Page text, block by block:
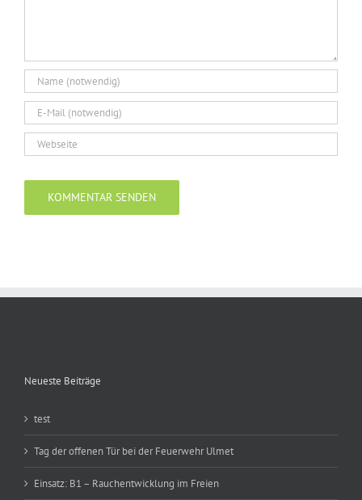
Neueste Beiträge
test
Tag der offenen Tür bei der Feuerwehr Ulmet
Einsatz: B1 – Rauchentwicklung im Freien